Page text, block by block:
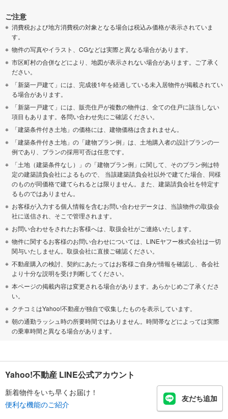
ご注意
消費税および地方消費税の対象となる場合は税込み価格が表示されていま
す。
物件の写真やイラスト、CGなどは実際と異なる場合があります。
市区町村の合併などにより、地図が表示されない場合があります。ご了承く
ださい。
「新築一戸建て」には、完成後1年を経過している未入居物件が掲載されてい
る場合があります。
「新築一戸建て」には、販売住戸が複数の物件は、全ての住戸に該当しない
項目もあります。各問い合わせ先にご確認ください。
「建築条件付き土地」の価格には、建物価格は含まれません。
「建築条件付き土地」の「建物プラン例」は、土地購入者の設計プランの一
例であり、プランの採用可否は任意です。
「土地（建築条件なし）」の「建物プラン例」に関して、そのプラン例は特
定の建築請負会社によるもので、 当該建築請負会社以外で建てた場合、同様
のものが同価格で建てられるとは限りません。また、建築請負会社を特定す
るものではありません。
お客様が入力する個人情報を含むお問い合わせデータは、当該物件の取扱会
社に送信され、そこで管理されます。
お問い合わせをされたお客様へは、取扱会社がご連絡いたします。
物件に関するお客様のお問い合わせについては、LINEヤフー株式会社は一切
関与いたしません。取扱会社に直接ご確認ください。
不動産購入の検討、契約にあたってはお客様ご自身が情報を確認し、各会社
より十分な説明を受け判断してください。
本ページの掲載内容は変更される場合があります。あらかじめご了承くださ
い。
クチコミはYahoo!不動産が独自で収集したものを表示しています。
朝の通勤ラッシュ時の所要時間ではありません。時間帯などによっては実際
の乗車時間と異なる場合があります。
Yahoo!不動産 LINE公式アカウント
新着物件をいち早くお届け！
便利な機能のご紹介
友だち追加